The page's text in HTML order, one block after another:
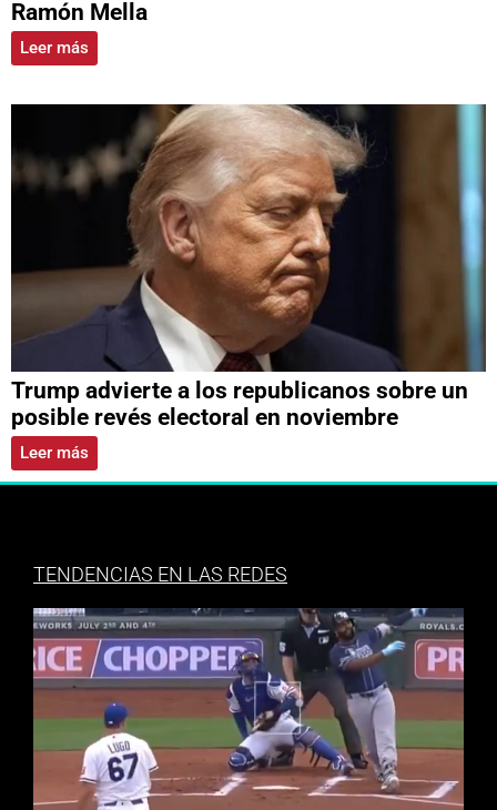
Ramón Mella
Leer más
Trump advierte a los republicanos sobre un
posible revés electoral en noviembre
Leer más
TENDENCIAS EN LAS REDES